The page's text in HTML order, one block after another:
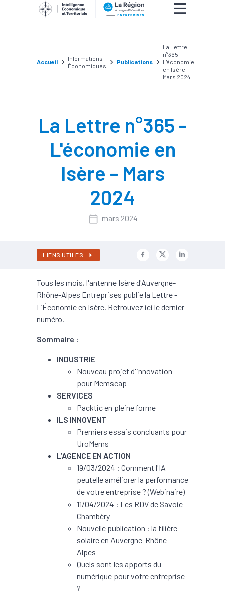
Accueil
Informations
Économiques
Publications
La Lettre
n°365 -
L'économie
en Isère -
Mars 2024
La Lettre n°365 -
L'économie en
Isère - Mars
2024
mars 2024
LIENS UTILES
Tous les mois, l'antenne Isère d'Auvergne-
Rhône-Alpes Entreprises publie la Lettre -
L’Économie en Isère. Retrouvez ici le dernier
numéro.
Sommaire :
INDUSTRIE
Nouveau projet d'innovation
pour Memscap
SERVICES
Packtic en pleine forme
ILS INNOVENT
Premiers essais concluants pour
UroMems
L’AGENCE EN ACTION
19/03/2024 : Comment l'IA
peutelle améliorer la performance
de votre entreprise ? (Webinaire)
11/04/2024 : Les RDV de Savoie -
Chambéry
Nouvelle publication : la filière
solaire en Auvergne-Rhône-
Alpes
Quels sont les apports du
numérique pour votre entreprise
?